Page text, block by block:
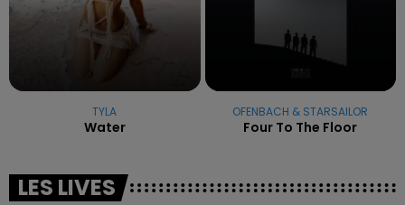
TYLA
Water
OFENBACH & STARSAILOR
Four To The Floor
LES LIVES